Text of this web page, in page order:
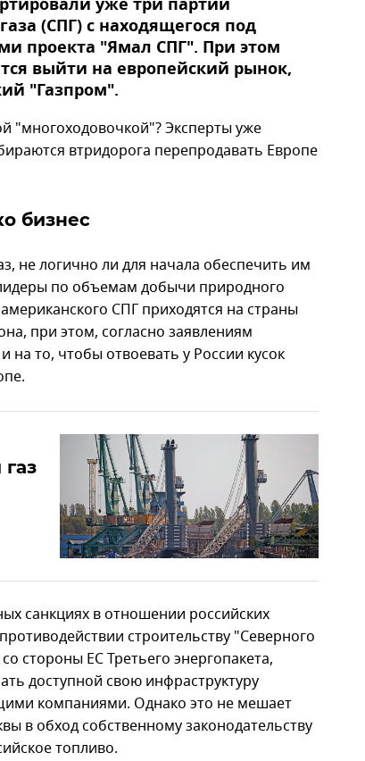
уже три партии
(СПГ) с находящегося под
проекта "Ямал СПГ". При этом
выйти на европейский рынок,
"Газпром".
"многоходовочкой"? Эксперты уже
втридорога перепродавать Европе
бизнес
не логично ли для начала обеспечить им
по объемам добычи природного
СПГ приходятся на страны
при этом, согласно заявлениям
на то, чтобы отвоевать у России кусок
газ
санкциях в отношении российских
строительству "Северного
стороны ЕС Третьего энергопакета,
доступной свою инфраструктуру
компаниями. Однако это не мешает
в обход собственному законодательству
топливо.